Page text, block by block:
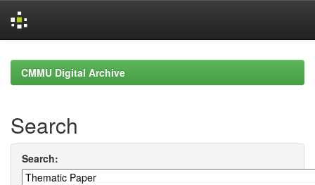
navigationCMMU Digital Archive
Search
Search: